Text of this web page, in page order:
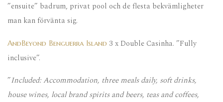
”ensuite” badrum, privat pool och de flesta bekvämligheter
man kan förvänta sig.
AndBeyond Benguerra Island 3 x Double Casinha. ”Fully
inclusive”.
”Included: Accommodation, three meals daily, soft drinks,
house wines, local brand spirits and beers, teas and coffees,